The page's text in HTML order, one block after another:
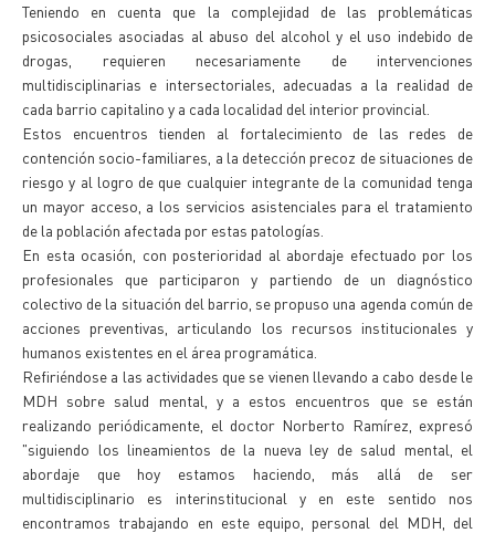
Teniendo en cuenta que la complejidad de las problemáticas
psicosociales asociadas al abuso del alcohol y el uso indebido de
drogas, requieren necesariamente de intervenciones
multidisciplinarias e intersectoriales, adecuadas a la realidad de
cada barrio capitalino y a cada localidad del interior provincial.
Estos encuentros tienden al fortalecimiento de las redes de
contención socio-familiares, a la detección precoz de situaciones de
riesgo y al logro de que cualquier integrante de la comunidad tenga
un mayor acceso, a los servicios asistenciales para el tratamiento
de la población afectada por estas patologías.
En esta ocasión, con posterioridad al abordaje efectuado por los
profesionales que participaron y partiendo de un diagnóstico
colectivo de la situación del barrio, se propuso una agenda común de
acciones preventivas, articulando los recursos institucionales y
humanos existentes en el área programática.
Refiriéndose a las actividades que se vienen llevando a cabo desde le
MDH sobre salud mental, y a estos encuentros que se están
realizando periódicamente, el doctor Norberto Ramírez, expresó
"siguiendo los lineamientos de la nueva ley de salud mental, el
abordaje que hoy estamos haciendo, más allá de ser
multidisciplinario es interinstitucional y en este sentido nos
encontramos trabajando en este equipo, personal del MDH, del